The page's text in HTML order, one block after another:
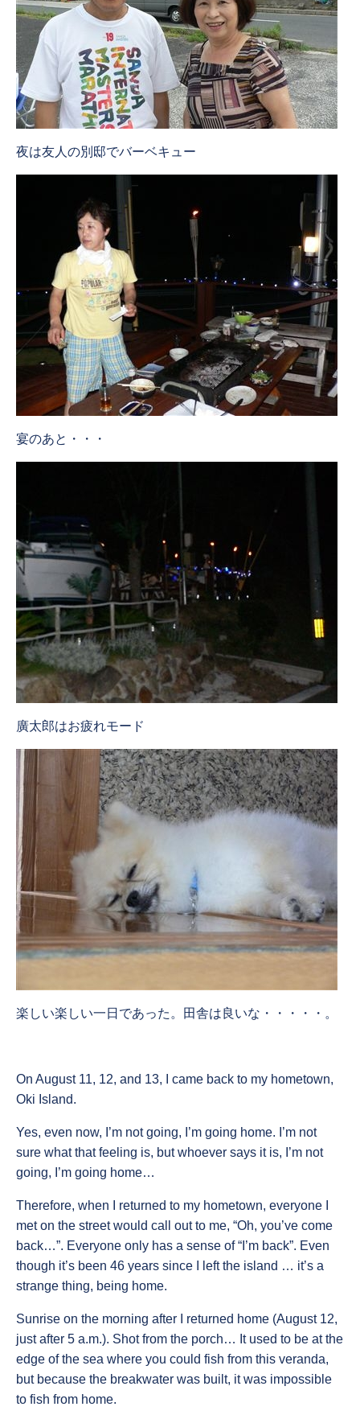
夜は友人の別邸でバーベキュー
宴のあと・・・
廣太郎はお疲れモード
楽しい楽しい一日であった。田舎は良いな・・・・・。
On August 11, 12, and 13, I came back to my hometown,
Oki Island.
Yes, even now, I’m not going, I’m going home. I’m not
sure what that feeling is, but whoever says it is, I’m not
going, I’m going home…
Therefore, when I returned to my hometown, everyone I
met on the street would call out to me, “Oh, you’ve come
back…”. Everyone only has a sense of “I’m back”. Even
though it’s been 46 years since I left the island … it’s a
strange thing, being home.
Sunrise on the morning after I returned home (August 12,
just after 5 a.m.). Shot from the porch… It used to be at the
edge of the sea where you could fish from this veranda,
but because the breakwater was built, it was impossible
to fish from home.